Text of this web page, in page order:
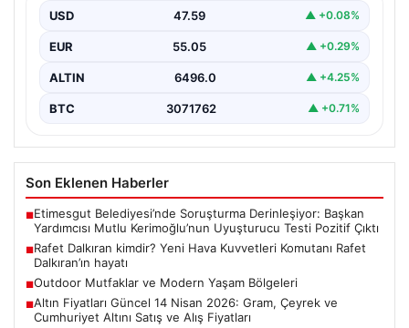
USD 47.59 ▲ +0.08%
EUR 55.05 ▲ +0.29%
ALTIN 6496.0 ▲ +4.25%
BTC 3071762 ▲ +0.71%
Son Eklenen Haberler
■Etimesgut Belediyesi’nde Soruşturma Derinleşiyor: Başkan
Yardımcısı Mutlu Kerimoğlu’nun Uyuşturucu Testi Pozitif Çıktı
■Rafet Dalkıran kimdir? Yeni Hava Kuvvetleri Komutanı Rafet
Dalkıran’ın hayatı
■Outdoor Mutfaklar ve Modern Yaşam Bölgeleri
■Altın Fiyatları Güncel 14 Nisan 2026: Gram, Çeyrek ve
Cumhuriyet Altını Satış ve Alış Fiyatları